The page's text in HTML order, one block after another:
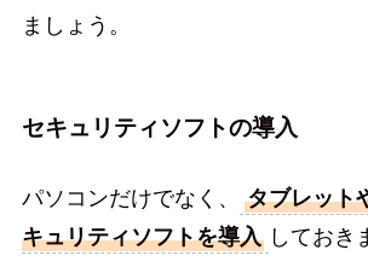
ましょう。
セキュリティソフトの導入
パソコンだけでなく、
タブレット
キュリティソフトを導入 しておき